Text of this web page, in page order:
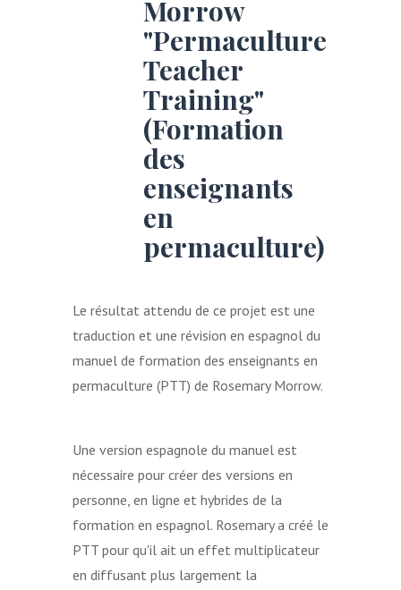
Morrow
"Permaculture
Teacher
Training"
(Formation
des
enseignants
en
permaculture)
Le résultat attendu de ce projet est une
traduction et une révision en espagnol du
manuel de formation des enseignants en
permaculture (PTT) de Rosemary Morrow.
Une version espagnole du manuel est
nécessaire pour créer des versions en
personne, en ligne et hybrides de la
formation en espagnol. Rosemary a créé le
PTT pour qu'il ait un effet multiplicateur
en diffusant plus largement la